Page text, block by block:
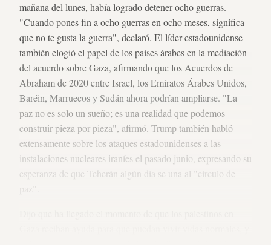
mañana del lunes, había logrado detener ocho guerras.
"Cuando pones fin a ocho guerras en ocho meses, significa
que no te gusta la guerra", declaró. El líder estadounidense
también elogió el papel de los países árabes en la mediación
del acuerdo sobre Gaza, afirmando que los Acuerdos de
Abraham de 2020 entre Israel, los Emiratos Árabes Unidos,
Baréin, Marruecos y Sudán ahora podrían ampliarse. "La
paz no es solo un sueño; es una realidad que podemos
construir pieza por pieza", afirmó. Trump también habló
extensamente sobre los ataques estadounidenses a las
instalaciones nucleares iraníes el pasado junio, expresando su
esperanza de que Teherán algún día se una al "círculo de